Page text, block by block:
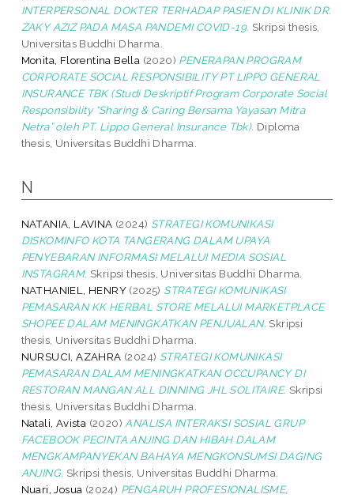
INTERPERSONAL DOKTER TERHADAP PASIEN DI KLINIK DR.
ZAKY AZIZ PADA MASA PANDEMI COVID-19. Skripsi thesis,
Universitas Buddhi Dharma.
Monita, Florentina Bella (2020) PENERAPAN PROGRAM
CORPORATE SOCIAL RESPONSIBILITY PT LIPPO GENERAL
INSURANCE TBK (Studi Deskriptif Program Corporate Social
Responsibility “Sharing & Caring Bersama Yayasan Mitra
Netra” oleh PT. Lippo General Insurance Tbk). Diploma
thesis, Universitas Buddhi Dharma.
N
NATANIA, LAVINA (2024) STRATEGI KOMUNIKASI
DISKOMINFO KOTA TANGERANG DALAM UPAYA
PENYEBARAN INFORMASI MELALUI MEDIA SOSIAL
INSTAGRAM. Skripsi thesis, Universitas Buddhi Dharma.
NATHANIEL, HENRY (2025) STRATEGI KOMUNIKASI
PEMASARAN KK HERBAL STORE MELALUI MARKETPLACE
SHOPEE DALAM MENINGKATKAN PENJUALAN. Skripsi
thesis, Universitas Buddhi Dharma.
NURSUCI, AZAHRA (2024) STRATEGI KOMUNIKASI
PEMASARAN DALAM MENINGKATKAN OCCUPANCY DI
RESTORAN MANGAN ALL DINNING JHL SOLITAIRE. Skripsi
thesis, Universitas Buddhi Dharma.
Natali, Avista (2020) ANALISA INTERAKSI SOSIAL GRUP
FACEBOOK PECINTA ANJING DAN HIBAH DALAM
MENGKAMPANYEKAN BAHAYA MENGKONSUMSI DAGING
ANJING. Skripsi thesis, Universitas Buddhi Dharma.
Nuari, Josua (2024) PENGARUH PROFESIONALISME,